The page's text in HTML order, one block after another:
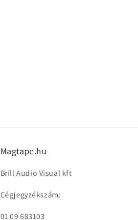
Magtape.hu
Brill Audio Visual kft
Cégjegyzékszám:
01 09 683103